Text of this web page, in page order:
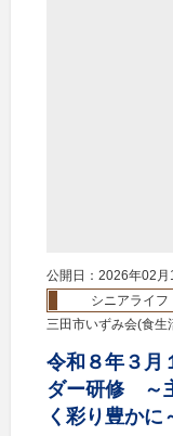
公開日：2026年02月
シニアライフ
三田市いずみ会(食
令和８年３月
ダー研修 ～
く彩り豊かに